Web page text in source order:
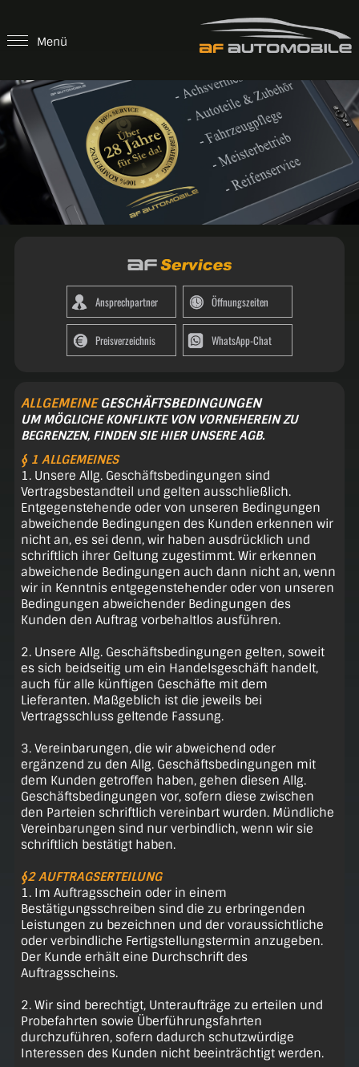
Menü
Ansprechpartner Öffnungszeiten
Preisverzeichnis WhatsApp-Chat
ALLGEMEINEGESCHÄFTSBEDINGUNGEN
UM MÖGLICHE KONFLIKTE VON VORNEHEREIN ZU
BEGRENZEN, FINDEN SIE HIER UNSERE AGB.
§ 1 ALLGEMEINES
1. Unsere Allg. Geschäftsbedingungen sind
Vertragsbestandteil und gelten ausschließlich.
Entgegenstehende oder von unseren Bedingungen
abweichende Bedingungen des Kunden erkennen wir
nicht an, es sei denn, wir haben ausdrücklich und
schriftlich ihrer Geltung zugestimmt. Wir erkennen
abweichende Bedingungen auch dann nicht an, wenn
wir in Kenntnis entgegenstehender oder von unseren
Bedingungen abweichender Bedingungen des
Kunden den Auftrag vorbehaltlos ausführen.
2. Unsere Allg. Geschäftsbedingungen gelten, soweit
es sich beidseitig um ein Handelsgeschäft handelt,
auch für alle künftigen Geschäfte mit dem
Lieferanten. Maßgeblich ist die jeweils bei
Vertragsschluss geltende Fassung.
3. Vereinbarungen, die wir abweichend oder
ergänzend zu den Allg. Geschäftsbedingungen mit
dem Kunden getroffen haben, gehen diesen Allg.
Geschäftsbedingungen vor, sofern diese zwischen
den Parteien schriftlich vereinbart wurden. Mündliche
Vereinbarungen sind nur verbindlich, wenn wir sie
schriftlich bestätigt haben.
§2 AUFTRAGSERTEILUNG
1. Im Auftragsschein oder in einem
Bestätigungsschreiben sind die zu erbringenden
Leistungen zu bezeichnen und der voraussichtliche
oder verbindliche Fertigstellungstermin anzugeben.
Der Kunde erhält eine Durchschrift des
Auftragsscheins.
2. Wir sind berechtigt, Unteraufträge zu erteilen und
Probefahrten sowie Überführungsfahrten
durchzuführen, sofern dadurch schutzwürdige
Interessen des Kunden nicht beeinträchtigt werden.